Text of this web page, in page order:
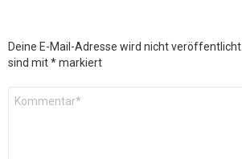
Deine E-Mail-Adresse wird nicht veröffentlicht.
sind mit*markiert
Kommentar